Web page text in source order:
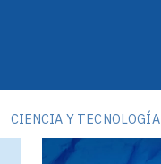
CIENCIA Y TECNOLOGÍA